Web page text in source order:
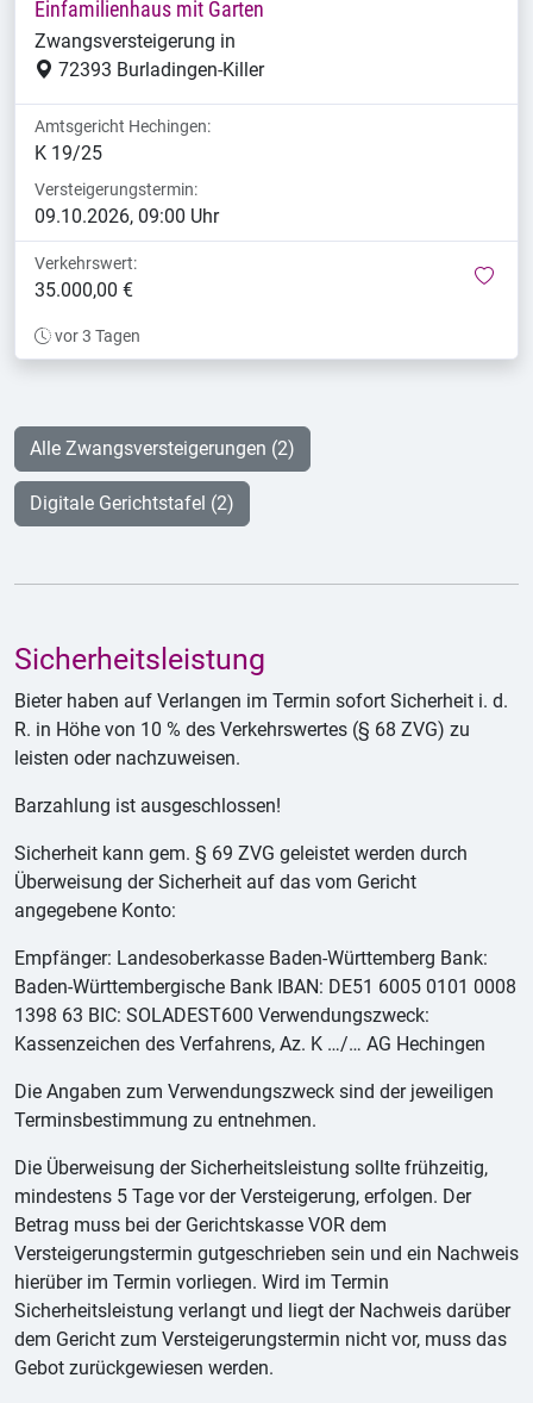
Einfamilienhaus mit Garten
Zwangsversteigerung in
72393 Burladingen-Killer
Amtsgericht Hechingen:
K 19/25
Versteigerungstermin:
09.10.2026, 09:00 Uhr
Verkehrswert:
35.000,00 €
vor 3 Tagen
Alle Zwangsversteigerungen (2)
Digitale Gerichtstafel (2)
Sicherheitsleistung
Bieter haben auf Verlangen im Termin sofort Sicherheit i. d.
R. in Höhe von 10 % des Verkehrswertes (§ 68 ZVG) zu
leisten oder nachzuweisen.
Barzahlung ist ausgeschlossen!
Sicherheit kann gem. § 69 ZVG geleistet werden durch
Überweisung der Sicherheit auf das vom Gericht
angegebene Konto:
Empfänger: Landesoberkasse Baden-Württemberg Bank:
Baden-Württembergische Bank IBAN: DE51 6005 0101 0008
1398 63 BIC: SOLADEST600 Verwendungszweck:
Kassenzeichen des Verfahrens, Az. K …/… AG Hechingen
Die Angaben zum Verwendungszweck sind der jeweiligen
Terminsbestimmung zu entnehmen.
Die Überweisung der Sicherheitsleistung sollte frühzeitig,
mindestens 5 Tage vor der Versteigerung, erfolgen. Der
Betrag muss bei der Gerichtskasse VOR dem
Versteigerungstermin gutgeschrieben sein und ein Nachweis
hierüber im Termin vorliegen. Wird im Termin
Sicherheitsleistung verlangt und liegt der Nachweis darüber
dem Gericht zum Versteigerungstermin nicht vor, muss das
Gebot zurückgewiesen werden.